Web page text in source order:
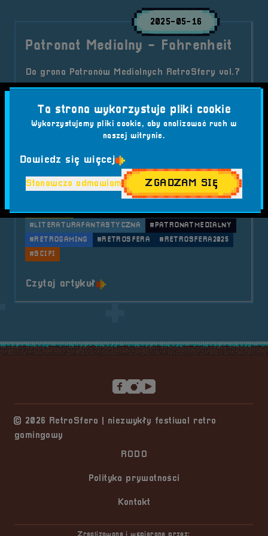
2025-05-16
Patronat Medialny - Fahrenheit
Do grona Patronów Medialnych RetroSfery vol.7
ponownie dołącza Fahrenheit – najstarszy polski
łamach debiutowały dziś znane nazwiska, a
redakcja nieprzerwanie wspiera rozwój
Kategorie wpisu:
Aktualności Patronat Medialny RetroSfera vol. 7
#FAHRENHEIT
#FANTASTYKA
#FANTASY
#FESTIWALGIER
#LITERATURAFANTASTYCZNA
#PATRONATMEDIALNY
#RETROGAMING
#RETROSFERA
#RETROSFERA2025
#SCIFI
Czytaj artykuło tytule Patronat Medialny
© 2026 RetroSfera | niezwykły festiwal retro
gamingowy
RODO
Polityka prywatności
Kontakt
Ta strona wykorzystuje pliki cookie
Wykorzystujemy pliki cookie, aby analizować ruch w
naszej witrynie.
Dowiedz się więcej
Stanowczo odmawiam ZGADZAM SIĘ